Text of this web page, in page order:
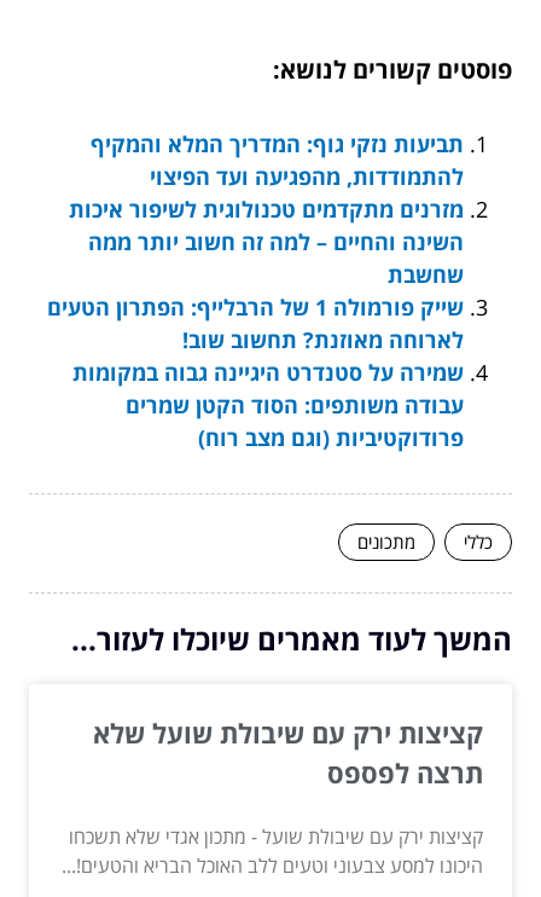
פוסטים קשורים לנושא:
תביעות נזקי גוף: המדריך המלא והמקיף
להתמודדות, מהפגיעה ועד הפיצוי
מזרנים מתקדמים טכנולוגית לשיפור איכות
השינה והחיים – למה זה חשוב יותר ממה
שחשבת
שייק פורמולה 1 של הרבלייף: הפתרון הטעים
לארוחה מאוזנת? תחשוב שוב!
שמירה על סטנדרט היגיינה גבוה במקומות
עבודה משותפים: הסוד הקטן שמרים
פרודוקטיביות (וגם מצב רוח)
כללי מתכונים
המשך לעוד מאמרים שיוכלו לעזור...
קציצות ירק עם שיבולת שועל שלא
תרצה לפספס
קציצות ירק עם שיבולת שועל - מתכון אגדי שלא תשכחו
היכונו למסע צבעוני וטעים ללב האוכל הבריא והטעים!...